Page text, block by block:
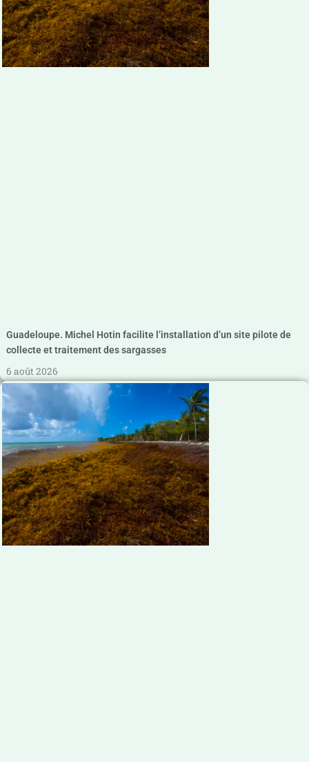
Guadeloupe. Michel Hotin facilite l’installation d’un site pilote de
collecte et traitement des sargasses
6 août 2026